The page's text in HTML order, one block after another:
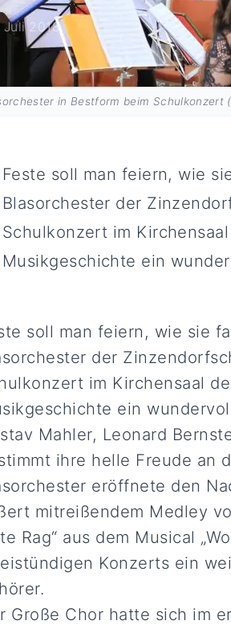
Juli 2018
in Bestform beim Schulkonzert
Feste soll man feiern, wie
Blasorchester der
Schulkonzert im
Musikgeschichte ein
soll man feiern, wie sie
der
im Kirchensaal
ein
Mahler, Leonard
ihre helle Freude an
eröffnete den
mitreißendem Medley
Rag“ aus dem Musical
Konzerts ein
Große Chor hatte sich im